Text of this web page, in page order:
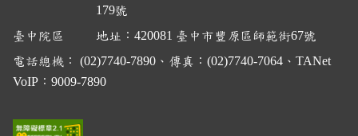
179號
臺中院區
地址：420081 臺中市豐原區師範街67號
電話總機： (02)7740-7890、傳真：(02)7740-7064、TANet
VoIP：9009-7890